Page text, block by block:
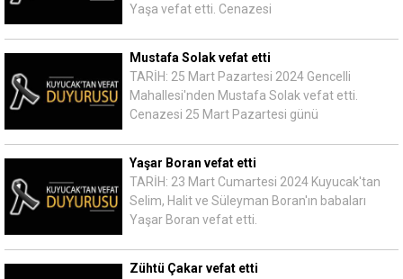
Yaşa vefat etti. Cenazesi
Mustafa Solak vefat etti
TARİH: 25 Mart Pazartesi 2024 Gencelli
Mahallesi'nden Mustafa Solak vefat etti.
Cenazesi 25 Mart Pazartesi günü
Yaşar Boran vefat etti
TARİH: 23 Mart Cumartesi 2024 Kuyucak'tan
Selim, Halit ve Süleyman Boran'ın babaları
Yaşar Boran vefat etti.
Zühtü Çakar vefat etti